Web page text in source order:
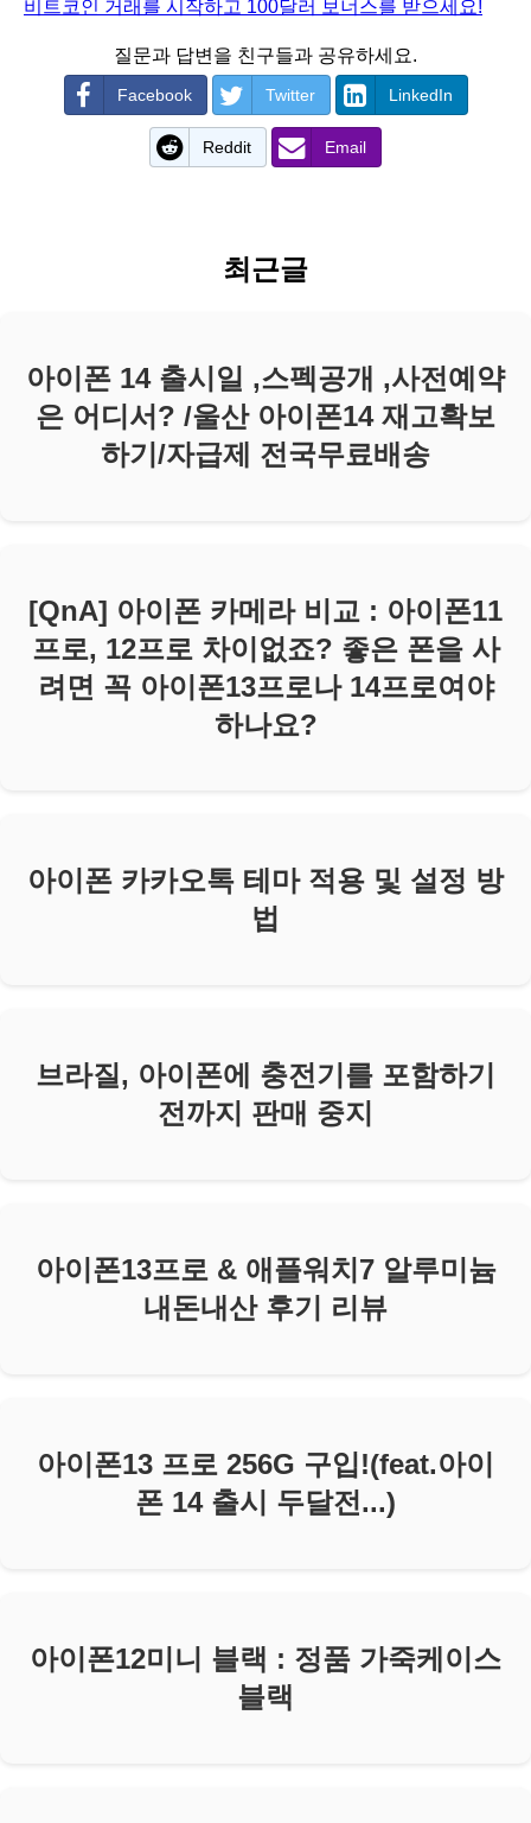
비트코인 거래를 시작하고 100달러 보너스를 받으세요!
질문과 답변을 친구들과 공유하세요.
Facebook Twitter LinkedIn
Reddit Email
최근글
아이폰 14 출시일 ,스펙공개 ,사전예약
은 어디서? /울산 아이폰14 재고확보
하기/자급제 전국무료배송
[QnA] 아이폰 카메라 비교 : 아이폰11
프로, 12프로 차이없죠? 좋은 폰을 사
려면 꼭 아이폰13프로나 14프로여야
하나요?
아이폰 카카오톡 테마 적용 및 설정 방
법
브라질, 아이폰에 충전기를 포함하기
전까지 판매 중지
아이폰13프로 & 애플워치7 알루미늄
내돈내산 후기 리뷰
아이폰13 프로 256G 구입!(feat.아이
폰 14 출시 두달전...)
아이폰12미니 블랙 : 정품 가죽케이스
블랙